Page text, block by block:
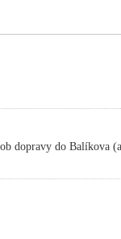
dopravy do Balíkova